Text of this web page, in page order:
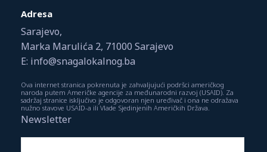
Adresa
Sarajevo,
Marka Marulića 2, 71000 Sarajevo
E: info@snagalokalnog.ba
Ova internet stranica pokrenuta je zahvaljujući podršci američkog
naroda putem Američke agencije za međunarodni razvoj (USAID). Za
sadržaj stranice isključivo je odgovoran njen uređivač i ona ne odražava
nužno stavove USAID-a ili Vlade Sjedinjenih Američkih Država.
Newsletter